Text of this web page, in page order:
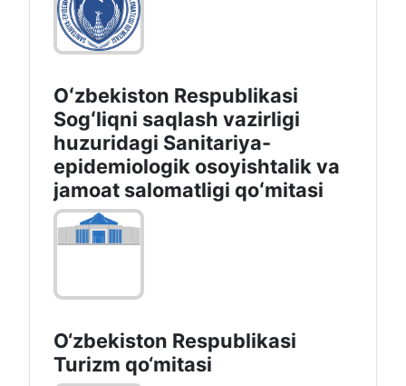
Oʻzbekiston Respublikasi
Sogʻliqni saqlash vazirligi
huzuridagi Sanitariya-
epidemiologik osoyishtalik va
jamoat salomatligi qoʻmitasi
O‘zbekiston Respublikasi
Turizm qo‘mitasi